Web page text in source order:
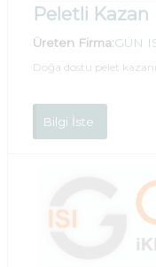
Peletli Kazan
Üreten Firma:GÜN
Doğa dostu pelet
Bilgi İste